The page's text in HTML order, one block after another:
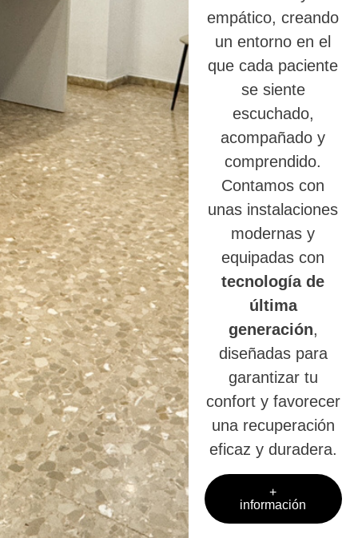
empático, creando
un entorno en el
que cada paciente
se siente
escuchado,
acompañado y
comprendido.
Contamos con
unas instalaciones
modernas y
equipadas con
tecnología de
última
generación,
diseñadas para
garantizar tu
confort y favorecer
una recuperación
eficaz y duradera.
+
información